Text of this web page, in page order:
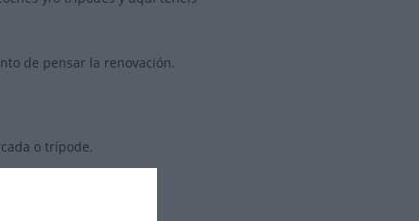
de pensar la renovación.
o trípode.